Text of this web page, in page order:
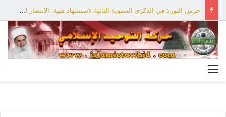
حرس الثورة في الذكرى السنوية الثانية لاستشهاد هنية: الانتصار لفلسطين أقرب